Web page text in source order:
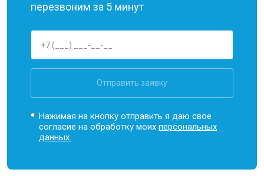
перезвоним за 5 минут
Отправить заявку
Нажимая на кнопку отправить я даю свое
согласие на обработку моихперсональных
данных.